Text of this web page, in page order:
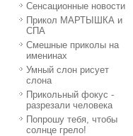
Сенсационные новости
Прикол МАРТЫШКА и
СПА
Смешные приколы на
именинах
Умный слон рисует
слона
Прикольный фокус -
разрезали человека
Попрошу тебя, чтобы
солнце грело!